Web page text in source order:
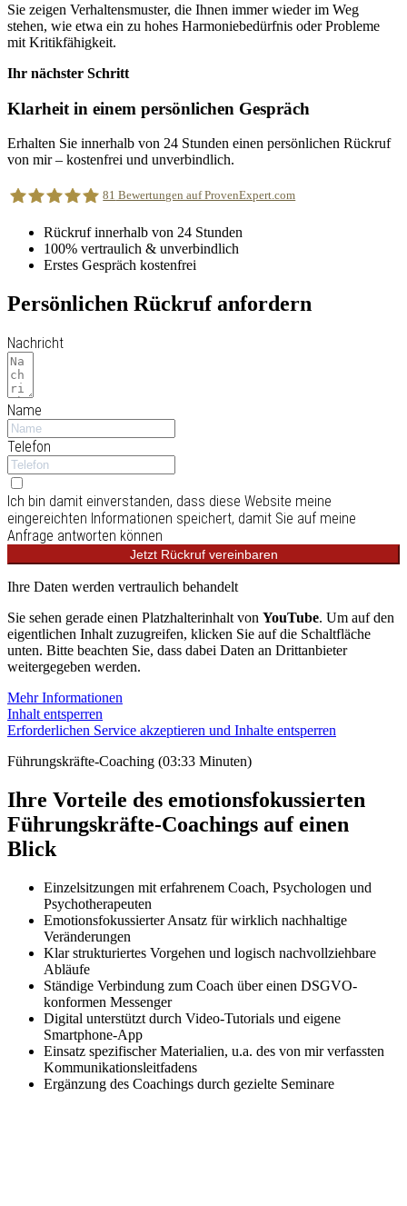
Sie zeigen Verhaltensmuster, die Ihnen immer wieder im Weg
stehen, wie etwa ein zu hohes Harmoniebedürfnis oder Probleme
mit Kritikfähigkeit.
Ihr nächster Schritt
Klarheit in einem persönlichen Gespräch
Erhalten Sie innerhalb von 24 Stunden einen persönlichen Rückruf
von mir – kostenfrei und unverbindlich.
CHANGING EMOTIONS
81 Bewertungen auf ProvenExpert.com
Rückruf innerhalb von 24 Stunden
100% vertraulich & unverbindlich
Erstes Gespräch kostenfrei
Persönlichen Rückruf anfordern
Nachricht
Name
Telefon
Ich bin damit einverstanden, dass diese Website meine
eingereichten Informationen speichert, damit Sie auf meine
Anfrage antworten können
Jetzt Rückruf vereinbaren
Ihre Daten werden vertraulich behandelt
Sie sehen gerade einen Platzhalterinhalt von YouTube. Um auf den
eigentlichen Inhalt zuzugreifen, klicken Sie auf die Schaltfläche
unten. Bitte beachten Sie, dass dabei Daten an Drittanbieter
weitergegeben werden.
Mehr Informationen
Inhalt entsperren
Erforderlichen Service akzeptieren und Inhalte entsperren
Führungskräfte-Coaching (03:33 Minuten)
Ihre Vorteile des emotionsfokussierten
Führungskräfte-Coachings auf einen
Blick
Einzelsitzungen mit erfahrenem Coach, Psychologen und
Psychotherapeuten
Emotionsfokussierter Ansatz für wirklich nachhaltige
Veränderungen
Klar strukturiertes Vorgehen und logisch nachvollziehbare
Abläufe
Ständige Verbindung zum Coach über einen DSGVO-
konformen Messenger
Digital unterstützt durch Video-Tutorials und eigene
Smartphone-App
Einsatz spezifischer Materialien, u.a. des von mir verfassten
Kommunikationsleitfadens
Ergänzung des Coachings durch gezielte Seminare